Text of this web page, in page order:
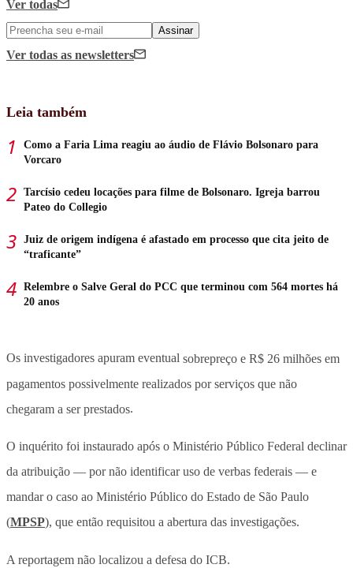
Ver todas
Assinar
Ver todas as newsletters
Leia também
Como a Faria Lima reagiu ao áudio de Flávio Bolsonaro para
Vorcaro
Tarcísio cedeu locações para filme de Bolsonaro. Igreja barrou
Pateo do Collegio
Juiz de origem indígena é afastado em processo que cita jeito de
“traficante”
Relembre o Salve Geral do PCC que terminou com 564 mortes há
20 anos
Os investigadores apuram eventual sobrepreço e R$ 26 milhões em
pagamentos possivelmente realizados por serviços que não
chegaram a ser prestados.
O inquérito foi instaurado após o Ministério Público Federal declinar
da atribuição — por não identificar uso de verbas federais — e
mandar o caso ao Ministério Público do Estado de São Paulo
(MPSP), que então requisitou a abertura das investigações.
A reportagem não localizou a defesa do ICB.